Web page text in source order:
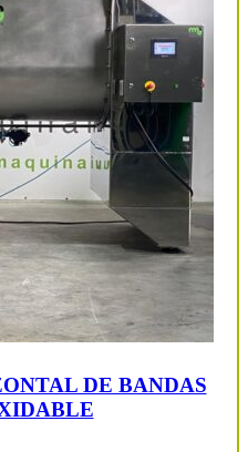
DE BANDAS